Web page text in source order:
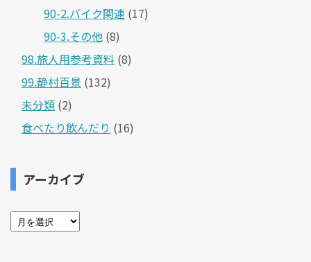
90-2.バイク関連 (17)
90-3.その他 (8)
98.旅人用参考資料 (8)
99.静村百景 (132)
未分類 (2)
食べたり飲んだり (16)
アーカイブ